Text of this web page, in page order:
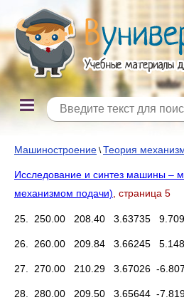
Машиностроение \Теория
Исследование и синтез машины –
механизмом подачи) , страница 5
25. 250.00 208.40 3.63735
26. 260.00 209.84 3.66245
27. 270.00 210.29 3.67026 -
28. 280.00 209.50 3.65644 -